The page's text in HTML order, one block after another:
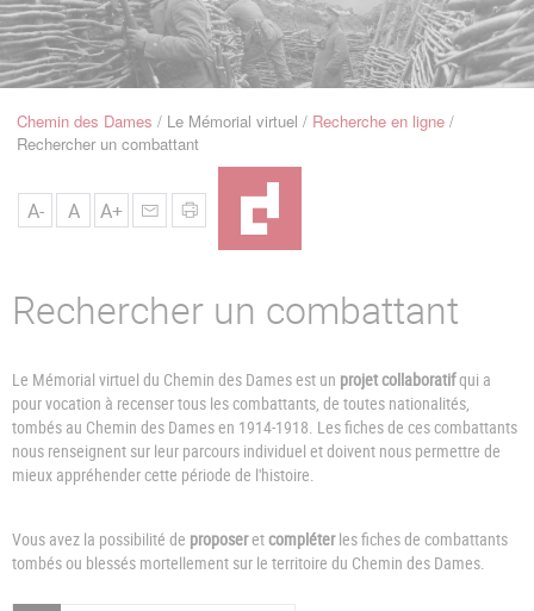
Navigation
Fil
Chemin des Dames Le Mémorial virtuel
Recherche en ligne
Rechercher un combattant
A- A A+
Rechercher un combattant
Le Mémorial virtuel du Chemin des Dames est un projet collaboratifqui a
pour vocation à recenser tous les combattants, de toutes nationalités,
tombés au Chemin des Dames en 1914-1918. Les fiches de ces combattants
nous renseignent sur leur parcours individuel et doivent nous permettre de
mieux appréhender cette période de l'histoire.
Vous avez la possibilité de proposeretcompléterles fiches de combattants
tombés ou blessés mortellement sur le territoire du Chemin des Dames.